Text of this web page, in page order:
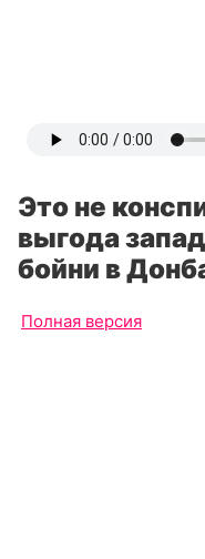
Это не
выгода
бойни в
Полная версия